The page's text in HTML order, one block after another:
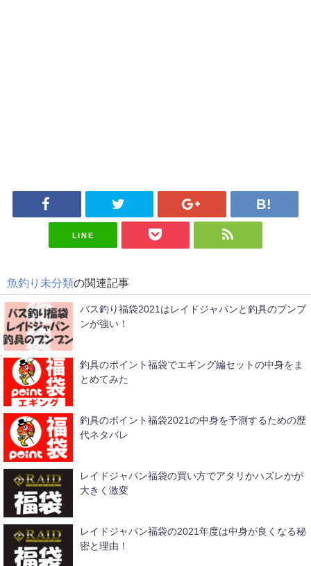
LINE
魚釣り未分類の関連記事
バス釣り福袋2021はレイドジャパンと釣具のブンブ
ンが強い！
釣具のポイント福袋でエギング編セットの中身をま
とめてみた
釣具のポイント福袋2021の中身を予測するための歴
代ネタバレ
レイドジャパン福袋の買い方でアタリかハズレかが
大きく激変
レイドジャパン福袋の2021年度は中身が良くなる秘
密と理由！